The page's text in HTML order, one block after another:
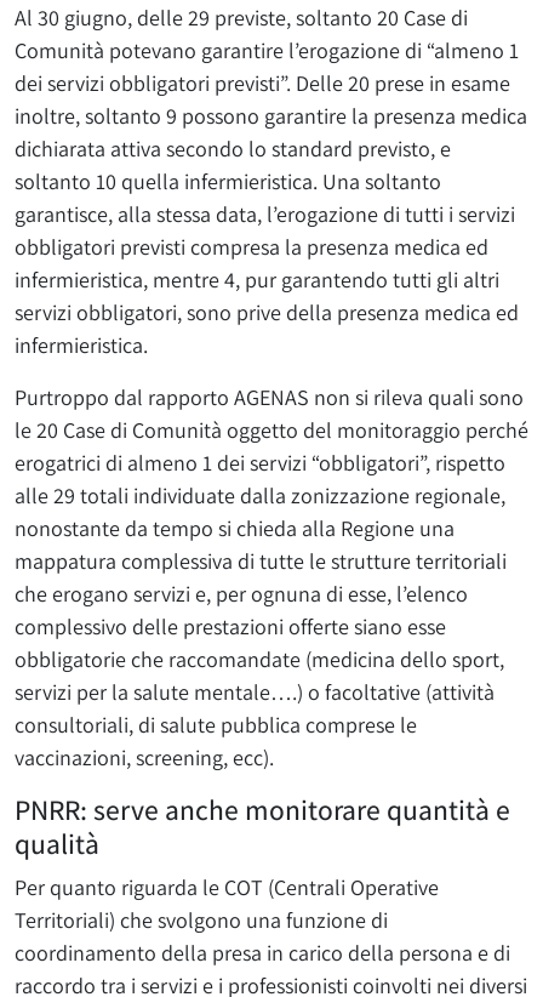
Al 30 giugno, delle 29 previste, soltanto 20 Case di
Comunità potevano garantire l’erogazione di “almeno 1
dei servizi obbligatori previsti”. Delle 20 prese in esame
inoltre, soltanto 9 possono garantire la presenza medica
dichiarata attiva secondo lo standard previsto, e
soltanto 10 quella infermieristica. Una soltanto
garantisce, alla stessa data, l’erogazione di tutti i servizi
obbligatori previsti compresa la presenza medica ed
infermieristica, mentre 4, pur garantendo tutti gli altri
servizi obbligatori, sono prive della presenza medica ed
infermieristica.
Purtroppo dal rapporto AGENAS non si rileva quali sono
le 20 Case di Comunità oggetto del monitoraggio perché
erogatrici di almeno 1 dei servizi “obbligatori”, rispetto
alle 29 totali individuate dalla zonizzazione regionale,
nonostante da tempo si chieda alla Regione una
mappatura complessiva di tutte le strutture territoriali
che erogano servizi e, per ognuna di esse, l’elenco
complessivo delle prestazioni offerte siano esse
obbligatorie che raccomandate (medicina dello sport,
servizi per la salute mentale….) o facoltative (attività
consultoriali, di salute pubblica comprese le
vaccinazioni, screening, ecc).
PNRR: serve anche monitorare quantità e
qualità
Per quanto riguarda le COT (Centrali Operative
Territoriali) che svolgono una funzione di
coordinamento della presa in carico della persona e di
raccordo tra i servizi e i professionisti coinvolti nei diversi